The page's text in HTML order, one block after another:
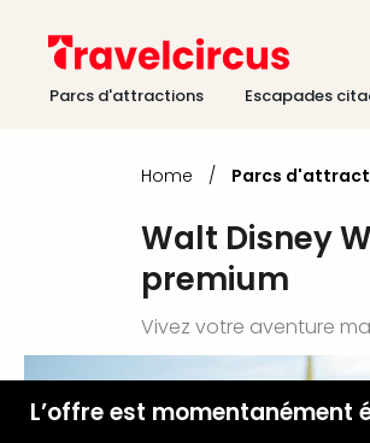
Parcs d'attractions Escapades
Home / Parcs
Walt Disney
premium
Vivez votre aventure
L’offre est momentanément